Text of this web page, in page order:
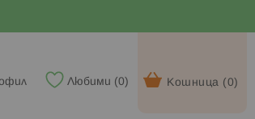
Кошница (0)
Любими (0)